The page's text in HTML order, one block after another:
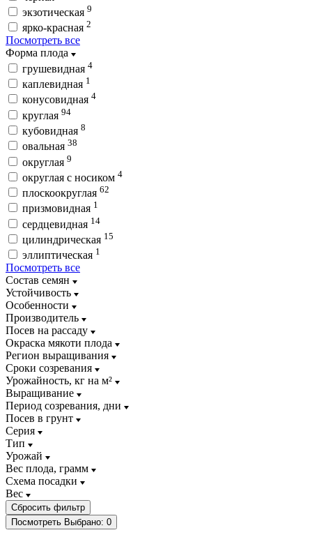
экзотическая 9
ярко-красная 2
Посмотреть все
Форма плода
грушевидная 4
каплевидная 1
конусовидная 4
круглая 94
кубовидная 8
овальная 38
округлая 9
округлая с носиком 4
плоскоокруглая 62
призмовидная 1
сердцевидная 14
цилиндрическая 15
эллиптическая 1
Посмотреть все
Состав семян
Устойчивость
Особенности
Производитель
Посев на рассаду
Окраска мякоти плода
Регион выращивания
Сроки созревания
Урожайность, кг на м²
Выращивание
Период созревания, дни
Посев в грунт
Серия
Тип
Урожай
Вес плода, грамм
Схема посадки
Вес
Посмотреть Выбрано: 0